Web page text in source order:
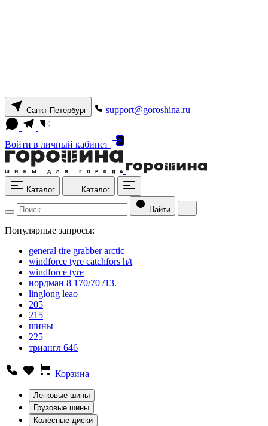
Санкт-Петербург support@goroshina.ru
Войти в личный кабинет
Каталог Каталог
Найти
Популярные запросы:
general tire grabber arctic
windforce tyre catchfors h/t
windforce tyre
нордман 8 170/70 /13.
linglong leao
205
215
шины
225
триангл 646
Корзина
Легковые шины
Грузовые шины
Колёсные диски